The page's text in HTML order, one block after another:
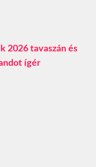
2026 tavaszán és
ígér